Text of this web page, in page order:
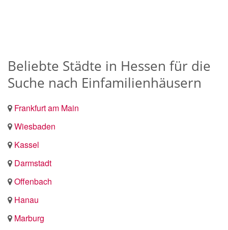
Beliebte Städte in Hessen für die
Suche nach Einfamilienhäusern
Frankfurt am Main
Wiesbaden
Kassel
Darmstadt
Offenbach
Hanau
Marburg